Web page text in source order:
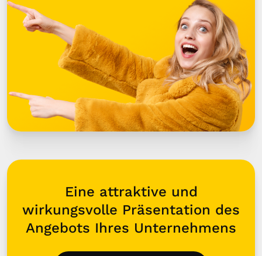
Eine attraktive und
wirkungsvolle Präsentation des
Angebots Ihres Unternehmens